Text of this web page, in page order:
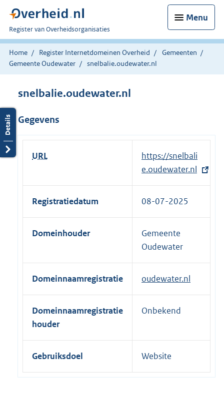
Menu
U
bent
nu
hier:
Register van Overheidsorganisaties
Home Register Internetdomeinen Overheid
Gemeenten
Gemeente Oudewater
snelbalie.oudewater.nl
snelbalie.oudewater.nl
Gegevens
URL
E
x
t
e
e
l
i
n
https://snelbali
e.oudewater.nl
Registratiedatum 08-07-2025
Domeinhouder
Gemeente
Oudewater
Domeinnaamregistratie oudewater.nl
Domeinnaamregistratie
houder
Onbekend
Gebruiksdoel Website